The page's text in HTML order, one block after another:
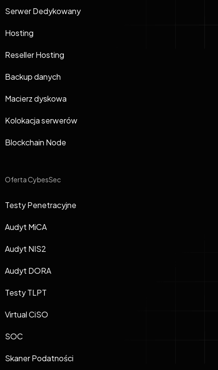
Serwer Dedykowany
Hosting
Reseller Hosting
Backup danych
Macierz dyskowa
Kolokacja serwerów
Blockchain Node
Oferta CybesSec
Testy Penetracyjne
Audyt MiCA
Audyt NIS2
Audyt DORA
Testy TLPT
Virtual CiSO
SOC
Skaner Podatności